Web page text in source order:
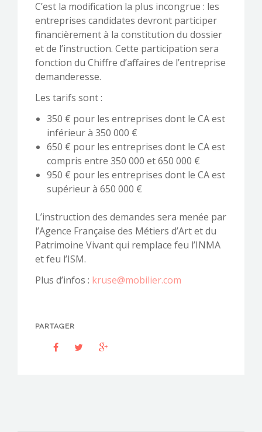
C’est la modification la plus incongrue : les
entreprises candidates devront participer
financièrement à la constitution du dossier
et de l’instruction. Cette participation sera
fonction du Chiffre d’affaires de l’entreprise
demanderesse.
Les tarifs sont :
350 € pour les entreprises dont le CA est
inférieur à 350 000 €
650 € pour les entreprises dont le CA est
compris entre 350 000 et 650 000 €
950 € pour les entreprises dont le CA est
supérieur à 650 000 €
L’instruction des demandes sera menée par
l’Agence Française des Métiers d’Art et du
Patrimoine Vivant qui remplace feu l’INMA
et feu l’ISM.
Plus d’infos : kruse@mobilier.com
PARTAGER